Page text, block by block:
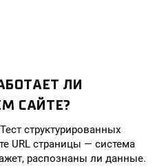
ЛИ
САЙТЕ?
структурированных
URL страницы — система
распознаны ли данные.